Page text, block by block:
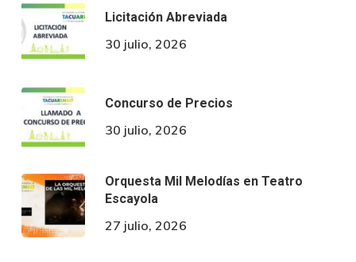
Licitación Abreviada
30 julio, 2026
Concurso de Precios
30 julio, 2026
Orquesta Mil Melodías en Teatro
Escayola
27 julio, 2026